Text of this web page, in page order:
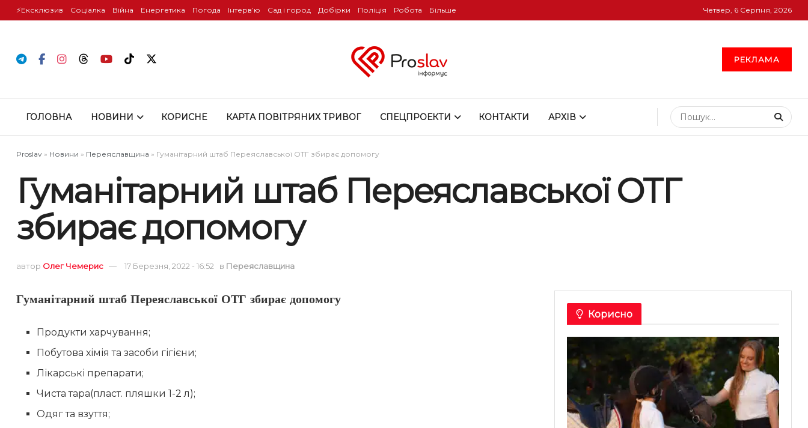
⚡️Ексклюзив Соціалка Війна Енергетика Погода Інтервʼю Сад і город Добірки Поліція Робота Більше Четвер, 6 Серпня, 2026
РЕКЛАМА
ГОЛОВНА НОВИНИ КОРИСНЕ КАРТА ПОВІТРЯНИХ ТРИВОГ СПЕЦПРОЕКТИ КОНТАКТИ АРХІВ
Proslav » Новини » Переяславщина » Гуманітарний штаб Переяславської ОТГ збирає допомогу
Гуманітарний штаб Переяславської ОТГ
збирає допомогу
автор Олег Чемерис 17 Березня, 2022 - 16:52 в Переяславщина
Гуманітарний штаб Переяславської ОТГ збирає допомогу
Продукти харчування;
Побутова хімія та засоби гігієни;
Лікарські препарати;
Чиста тара(пласт. пляшки 1-2 л);
Одяг та взуття;
Корисно